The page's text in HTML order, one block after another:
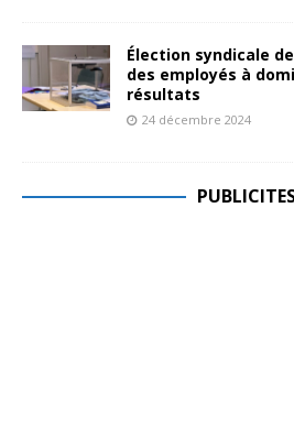
Élection syndicale
des employés à
résultats
24 décembre 2024